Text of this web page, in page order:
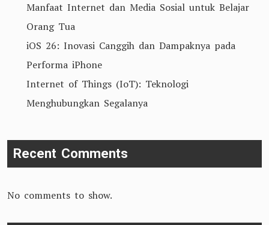
Manfaat Internet dan Media Sosial untuk Belajar
Orang Tua
iOS 26: Inovasi Canggih dan Dampaknya pada
Performa iPhone
Internet of Things (IoT): Teknologi
Menghubungkan Segalanya
Recent Comments
No comments to show.